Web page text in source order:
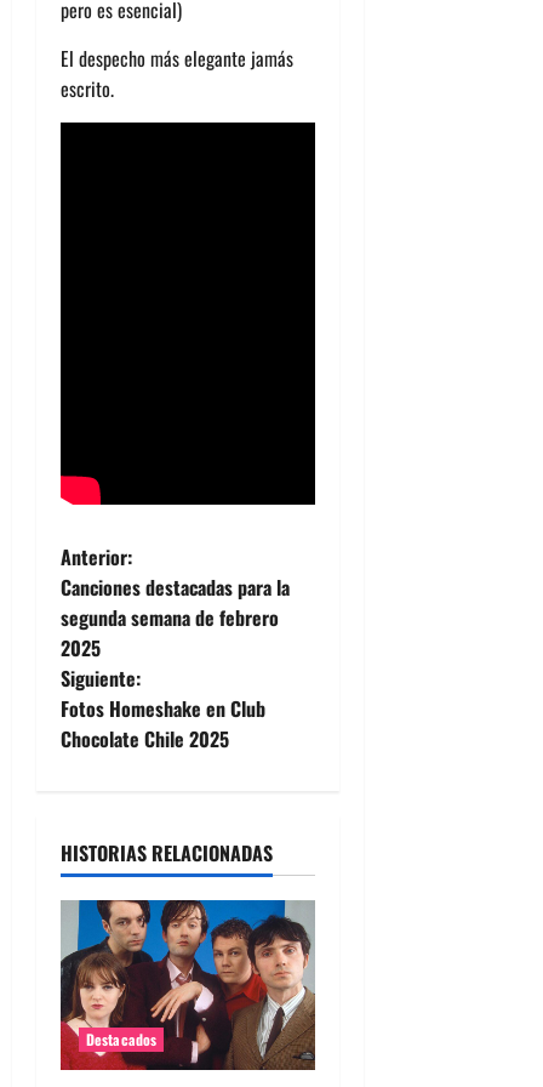
pero es esencial)
El despecho más elegante jamás
escrito.
N
a
v
e
c
ó
n
d
Anterior:
Canciones destacadas para la
segunda semana de febrero
2025
Siguiente:
Fotos Homeshake en Club
Chocolate Chile 2025
HISTORIAS RELACIONADAS
Destacados